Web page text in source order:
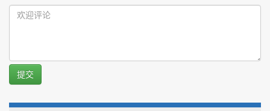
提交